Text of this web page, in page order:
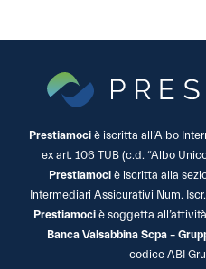
Prestiamoci è iscritta all’Albo
ex art. 106 TUB (c.d. “Albo
Prestiamociè iscritta alla
Intermediari Assicurativi Num.
Prestiamoci è soggetta
Banca Valsabbina Scpa –
codice ABI